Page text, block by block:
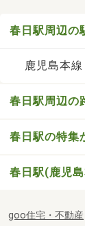
春日駅周辺の
鹿児島本線
春日駅周辺の
春日駅の特集
春日駅(鹿児
goo住宅・不動産